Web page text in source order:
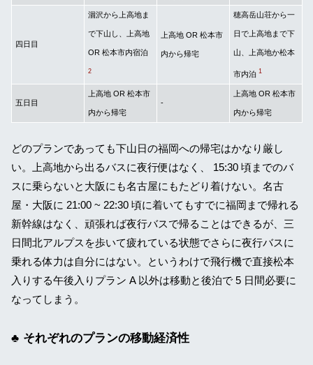
四日目
涸沢から上高地ま
で下山し、上高地
OR 松本市内宿泊
2
上高地 OR 松本市
内から帰宅
穂高岳山荘から一
日で上高地まで下
山、上高地か松本
市内泊 1
五日目
上高地 OR 松本市
内から帰宅
-
上高地 OR 松本市
内から帰宅
どのプランであっても下山日の福岡への帰宅はかなり厳し
い。上高地から出るバスに夜行便はなく、 15:30 頃までのバ
スに乗らないと大阪にも名古屋にもたどり着けない。名古
屋・大阪に 21:00 ~ 22:30 頃に着いてもすでに福岡まで帰れる
新幹線はなく、頑張れば夜行バスで帰ることはできるが、三
日間北アルプスを歩いて疲れている状態でさらに夜行バスに
乗れる体力は自分にはない。というわけで飛行機で直接松本
入りする午後入りプラン A 以外は移動と後泊で 5 日間必要に
なってしまう。
それぞれのプランの移動経済性